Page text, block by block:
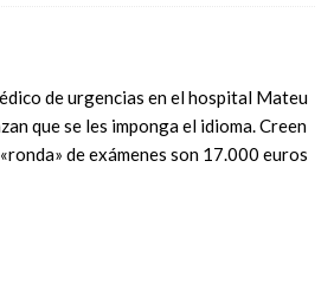
de urgencias en el hospital Mateu
que se les imponga el idioma. Creen
de exámenes son 17.000 euros